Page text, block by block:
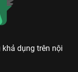
dụng trên nội